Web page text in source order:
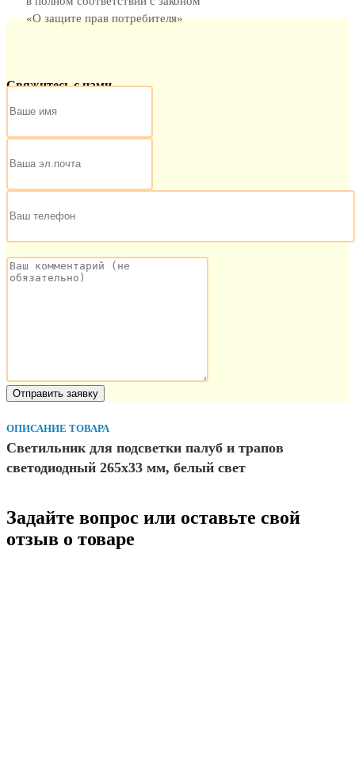
«О защите прав потребителя»
Свяжитесь с нами
ОПИСАНИЕ ТОВАРА
Светильник для подсветки палуб и трапов
светодиодный 265х33 мм, белый свет
Задайте вопрос или оставьте свой
отзыв о товаре